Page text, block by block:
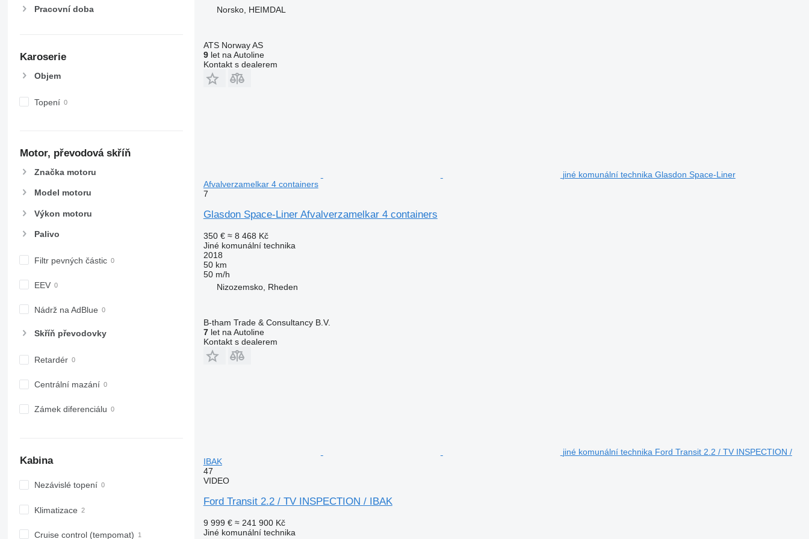
Pracovní doba
Karoserie
Objem
Topení
Motor, převodová skříň
Značka motoru
Model motoru
Výkon motoru
Palivo
Filtr pevných částic
EEV
Nádrž na AdBlue
Skříň převodovky
Retardér
Centrální mazání
Zámek diferenciálu
Kabina
Nezávislé topení
Klimatizace
Cruise control (tempomat)
Norsko, HEIMDAL
ATS Norway AS
9let na Autoline
Kontakt s dealerem
jiné komunální technika Glasdon Space-Liner
Afvalverzamelkar 4 containers
7
Glasdon Space-Liner Afvalverzamelkar 4 containers
350 € ≈ 8 468 Kč
Jiné komunální technika
2018
50 km
50 m/h
Nizozemsko, Rheden
B-tham Trade & Consultancy B.V.
7let na Autoline
Kontakt s dealerem
jiné komunální technika Ford Transit 2.2 / TV INSPECTION /
IBAK
47
VIDEO
Ford Transit 2.2 / TV INSPECTION / IBAK
9 999 € ≈ 241 900 Kč
Jiné komunální technika